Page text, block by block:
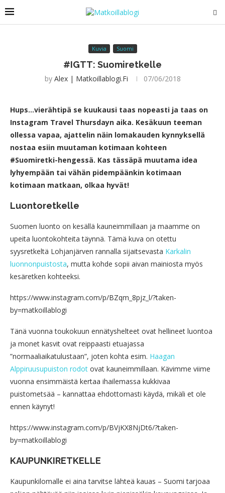
Kuvia Suomi
#IGTT: Suomiretkelle
by Alex | Matkoillablogi.fi 07/06/2018
Hups…vierähtipä se kuukausi taas nopeasti ja taas on
Instagram Travel Thursdayn aika. Kesäkuun teeman
ollessa vapaa, ajattelin näin lomakauden kynnyksellä
nostaa esiin muutaman kotimaan kohteen
#Suomiretki-hengessä. Kas tässäpä muutama idea
lyhyempään tai vähän pidempäänkin kotimaan
kotimaan matkaan, olkaa hyvät!
Luontoretkelle
Suomen luonto on kesällä kauneimmillaan ja maamme on
upeita luontokohteita täynnä. Tämä kuva on otettu
syysretkeltä Lohjanjärven rannalla sijaitsevasta Karkalin
luonnonpuistosta, mutta kohde sopii aivan mainiosta myös
kesäretken kohteeksi.
https://www.instagram.com/p/BZqm_8pjz_l/?taken-
by=matkoillablogi
Tänä vuonna toukokuun ennätyshelteet ovat hellineet luontoa
ja monet kasvit ovat reippaasti etuajassa
”normaaliaikatulustaan”, joten kohta esim. Haagan
Alppiruusupuiston rodot ovat kauneimmillaan. Kävimme viime
vuonna ensimmäistä kertaa ihailemassa kukkivaa
puistometsää – kannattaa ehdottomasti käydä, mikäli et ole
ennen käynyt!
https://www.instagram.com/p/BVjKX8NjDt6/?taken-
by=matkoillablogi
KAUPUNKIRETKELLE
Kaupunkilomalle ei aina tarvitse lähteä kauas – Suomi tarjoaa